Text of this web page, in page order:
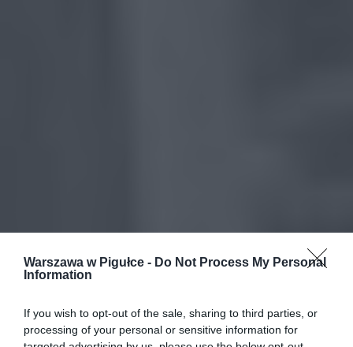
Warszawa w Pigułce - Do Not Process My Personal
Information
If you wish to opt-out of the sale, sharing to third parties, or
processing of your personal or sensitive information for